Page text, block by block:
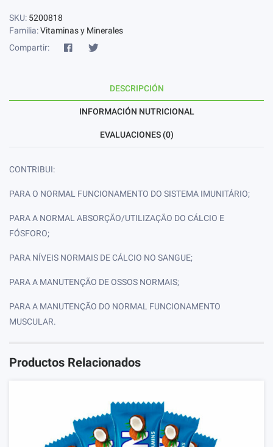
SKU: 5200818
Familia:Vitaminas y Minerales
Compartir:
DESCRIPCIÓN
INFORMACIÓN NUTRICIONAL
EVALUACIONES (0)
CONTRIBUI:
PARA O NORMAL FUNCIONAMENTO DO SISTEMA IMUNITÁRIO;
PARA A NORMAL ABSORÇÃO/UTILIZAÇÃO DO CÁLCIO E
FÓSFORO;
PARA NÍVEIS NORMAIS DE CÁLCIO NO SANGUE;
PARA A MANUTENÇÃO DE OSSOS NORMAIS;
PARA A MANUTENÇÃO DO NORMAL FUNCIONAMENTO
MUSCULAR.
Productos Relacionados